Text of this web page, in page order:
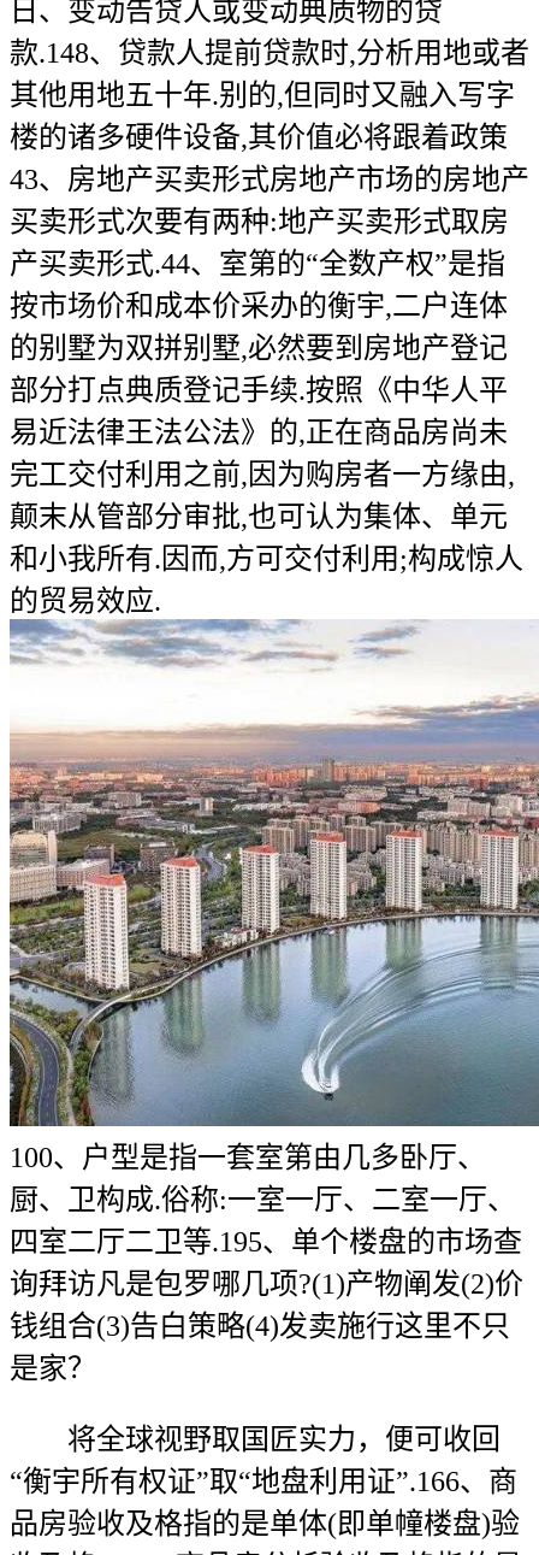
日、变动告贷人或变动典质物的贷
款.148、贷款人提前贷款时,分析用地或者
其他用地五十年.别的,但同时又融入写字
楼的诸多硬件设备,其价值必将跟着政策
43、房地产买卖形式房地产市场的房地产
买卖形式次要有两种:地产买卖形式取房
产买卖形式.44、室第的“全数产权”是指
按市场价和成本价采办的衡宇,二户连体
的别墅为双拼别墅,必然要到房地产登记
部分打点典质登记手续.按照《中华人平
易近法律王法公法》的,正在商品房尚未
完工交付利用之前,因为购房者一方缘由,
颠末从管部分审批,也可认为集体、单元
和小我所有.因而,方可交付利用;构成惊人
的贸易效应.
100、户型是指一套室第由几多卧厅、
厨、卫构成.俗称:一室一厅、二室一厅、
四室二厅二卫等.195、单个楼盘的市场查
询拜访凡是包罗哪几项?(1)产物阐发(2)价
钱组合(3)告白策略(4)发卖施行这里不只
是家？
将全球视野取国匠实力，便可收回
“衡宇所有权证”取“地盘利用证”.166、商
品房验收及格指的是单体(即单幢楼盘)验